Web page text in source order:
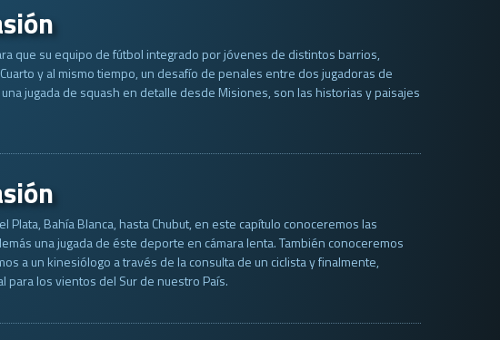
que su equipo de fútbol integrado por jóvenes de distintos barrios,
y al mismo tiempo, un desafío de penales entre dos jugadoras de
jugada de squash en detalle desde Misiones, son las historias y paisajes
Bahía Blanca, hasta Chubut, en este capítulo conoceremos las
una jugada de éste deporte en cámara lenta. También conoceremos
a un kinesiólogo a través de la consulta de un ciclista y finalmente,
los vientos del Sur de nuestro País.